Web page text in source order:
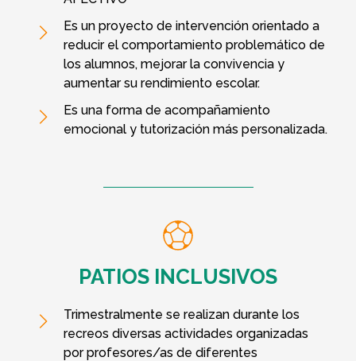
Es un proyecto de intervención orientado a
reducir el comportamiento problemático de
los alumnos, mejorar la convivencia y
aumentar su rendimiento escolar.
Es una forma de acompañamiento
emocional y tutorización más personalizada.
PATIOS INCLUSIVOS
Trimestralmente se realizan durante los
recreos diversas actividades organizadas
por profesores/as de diferentes